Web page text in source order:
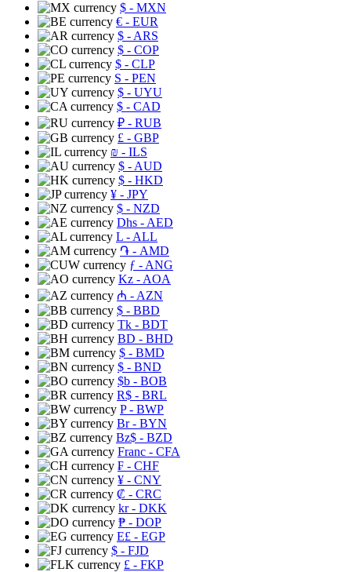
$ - MXN
€ - EUR
$ - ARS
$ - COP
$ - CLP
S - PEN
$ - UYU
$ - CAD
₽ - RUB
£ - GBP
₪ - ILS
$ - AUD
$ - HKD
¥ - JPY
$ - NZD
Dhs - AED
L - ALL
֏ - AMD
ƒ - ANG
Kz - AOA
₼ - AZN
$ - BBD
Tk - BDT
BD - BHD
$ - BMD
$ - BND
$b - BOB
R$ - BRL
P- BWP
Br- BYN
Bz$ - BZD
Franc - CFA
₣ - CHF
¥ - CNY
₡ - CRC
kr- DKK
₱ - DOP
E£ - EGP
$ - FJD
£ - FKP